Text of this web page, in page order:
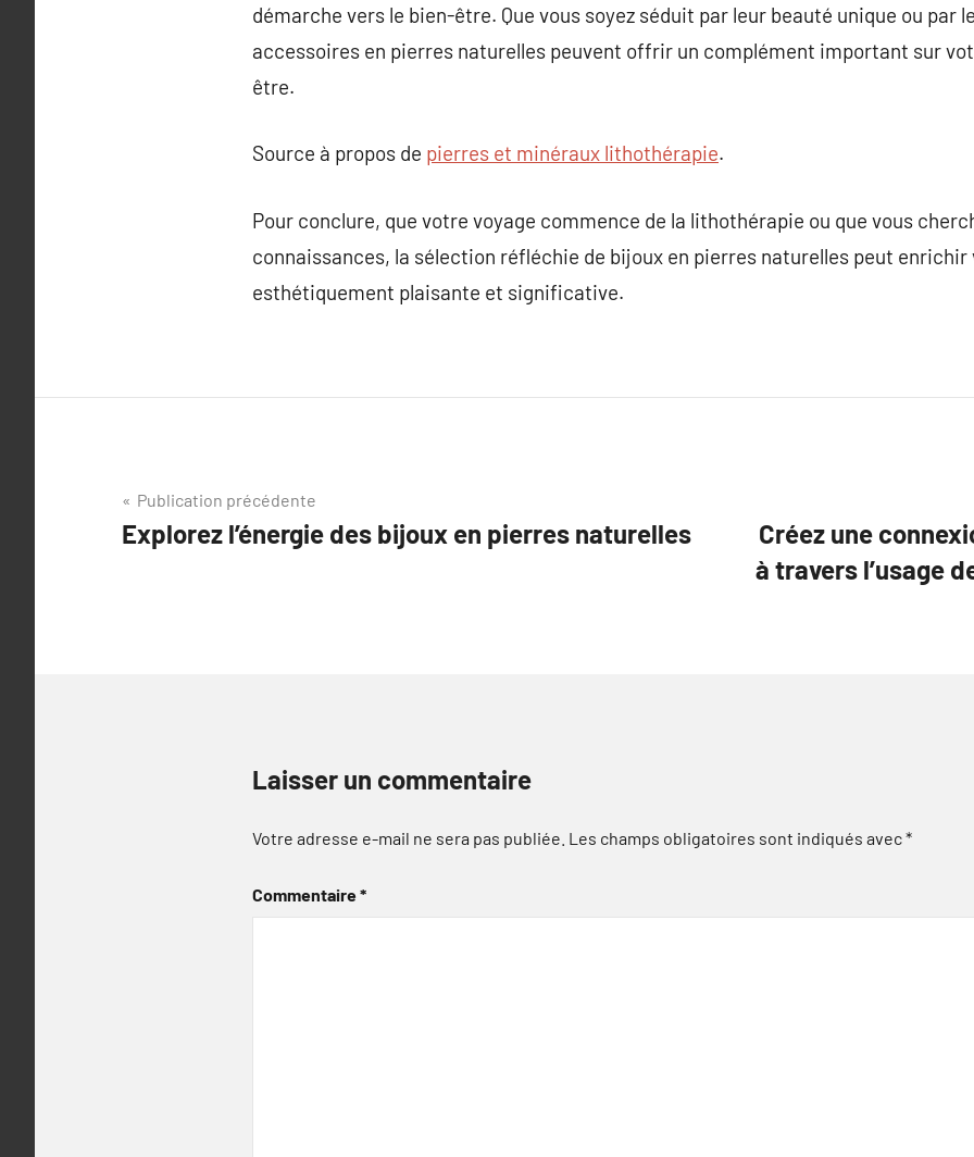
démarche vers le bien-être. Que vous soyez séduit par leur beauté unique ou par
accessoires en pierres naturelles peuvent offrir un complément important sur
être.
Source à propos de pierres et minéraux lithothérapie.
Pour conclure, que votre voyage commence de la lithothérapie ou que vous
connaissances, la sélection réfléchie de bijoux en pierres naturelles peut
esthétiquement plaisante et significative.
Navigation
de
Publication précédente
Explorez l’énergie des bijoux en pierres naturelles
Créez une
à travers l’usage
Laisser un commentaire
Votre adresse e-mail ne sera pas publiée. Les champs obligatoires sont indiqués avec*
Commentaire*